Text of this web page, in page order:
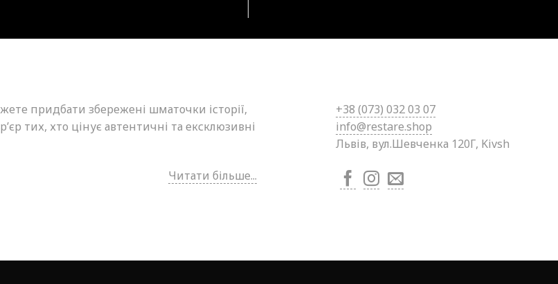
придбати збережені шматочки історії,
тих, хто цінує автентичні та ексклюзивні
Читати більше...
+38 (073) 032 03 07
info@restare.shop
Львів, вул.Шевченка 120Г, Kivsh